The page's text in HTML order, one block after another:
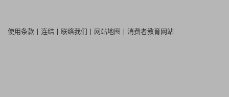
使用条款 | 连结 | 联络我们 | 网站地图 | 消费者教育网站